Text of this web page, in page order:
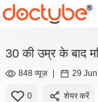
30 की उम्र के बाद
848 व्यूज़ | 29
0 शेयर करें